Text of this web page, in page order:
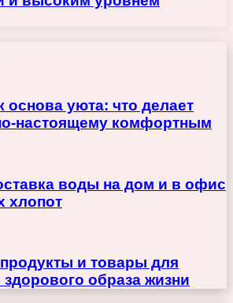
основа уюта: что делает
настоящему комфортным
воды на дом и в офис
хлопот
и товары для
образа жизни